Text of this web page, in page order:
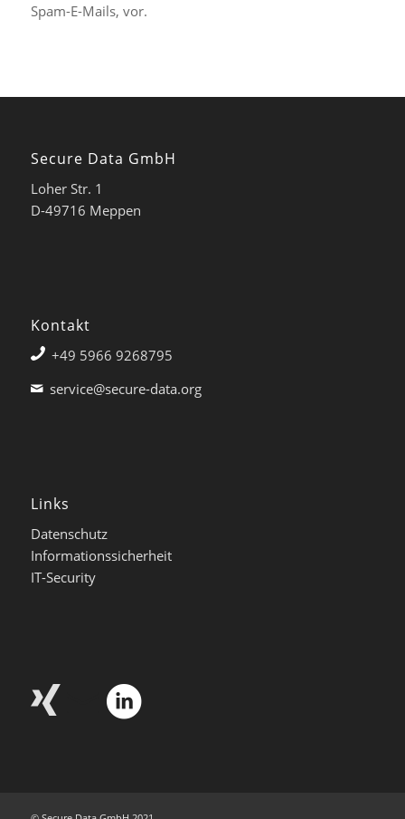
Spam-E-Mails, vor.
Secure Data GmbH
Loher Str. 1
D-49716 Meppen
Kontakt
+49 5966 9268795
service@secure-data.org
Links
Datenschutz
Informationssicherheit
IT-Security